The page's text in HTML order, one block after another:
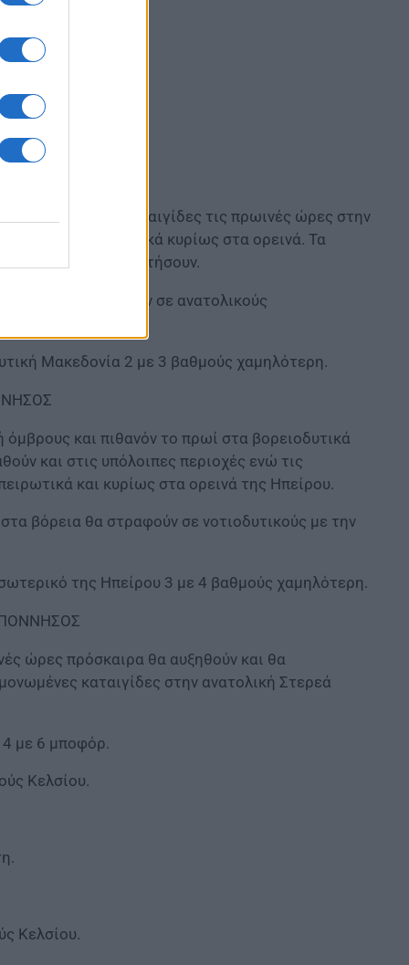
μεμονωμένες καταιγίδες τις πρωινές ώρες στην
στα ηπειρωτικά κυρίως στα ορεινά. Τα
περιοχές θα σταματήσουν.
θα στραφούν σε ανατολικούς
Μακεδονία 2 με 3 βαθμούς χαμηλότερη.
και πιθανόν το πρωί στα βορειοδυτικά
και στις υπόλοιπες περιοχές ενώ τις
και κυρίως στα ορεινά της Ηπείρου.
βόρεια θα στραφούν σε νοτιοδυτικούς με την
της Ηπείρου 3 με 4 βαθμούς χαμηλότερη.
ώρες πρόσκαιρα θα αυξηθούν και θα
καταιγίδες στην ανατολική Στερεά
4 με 6 μποφόρ.
Κελσίου.
Κελσίου.